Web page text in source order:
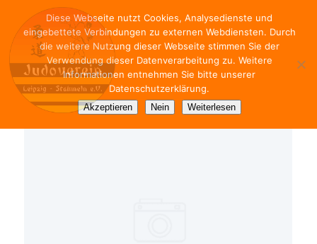
Diese Webseite nutzt Cookies, Analysedienste und
eingebettete Verbindungen zu externen Webdiensten. Durch
die weitere Nutzung dieser Webseite stimmen Sie der
Verwendung dieser Datenverarbeitung zu. Weitere
Informationen entnehmen Sie bitte unserer
Datenschutzerklärung.
Akzeptieren Nein Weiterlesen